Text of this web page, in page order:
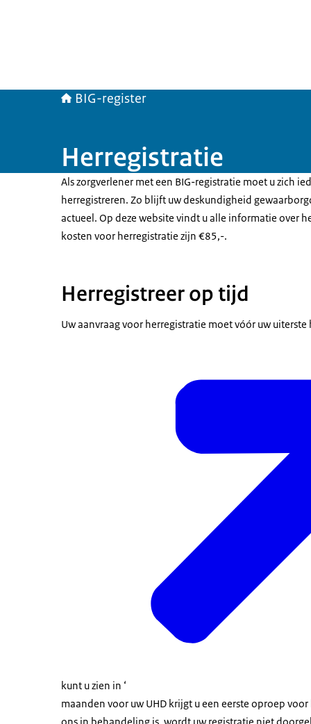
BIG-register
Herregistratie
Als zorgverlener met een BIG-registratie moet u zich
herregistreren. Zo blijft uw deskundigheid
actueel. Op deze website vindt u alle informatie over
kosten voor herregistratie zijn €85,-.
Herregistreer op tijd
Uw aanvraag voor herregistratie moet vóór uw
kunt u zien in ‘
maanden voor uw UHD krijgt u een eerste oproep